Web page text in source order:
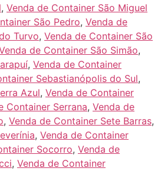
, Venda de Container São Miguel
São Pedro, Venda de
Turvo, Venda de Container São
de Container São Simão,
, Venda de Container
Sebastianópolis do Sul,
Azul, Venda de Container
Container Serrana, Venda de
, Venda de Container Sete Barras,
, Venda de Container
Socorro, Venda de
, Venda de Container